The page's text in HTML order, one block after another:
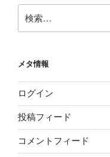
索:
メタ情報
ログイン
投稿フィード
コメントフィード